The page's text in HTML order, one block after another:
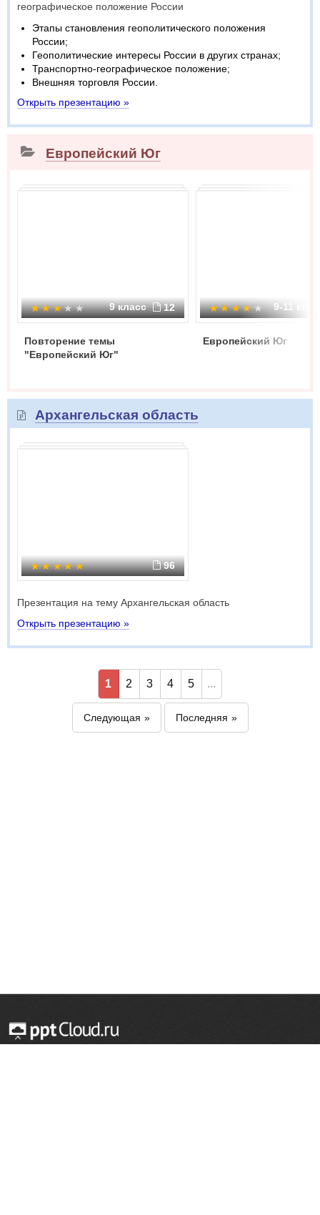
географическое положение России
Этапы становления геополитического положения
России;
Геополитические интересы России в других странах;
Транспортно-географическое положение;
Внешняя торговля России.
Открыть презентацию »
Европейский Юг
9 класс 12
Повторение темы
"Европейский Юг"
9-11
Европейский Юг
Архангельская область
96
Презентация на тему Архангельская область
Открыть презентацию »
1 2 3 4 5 ...
Следующая Последняя